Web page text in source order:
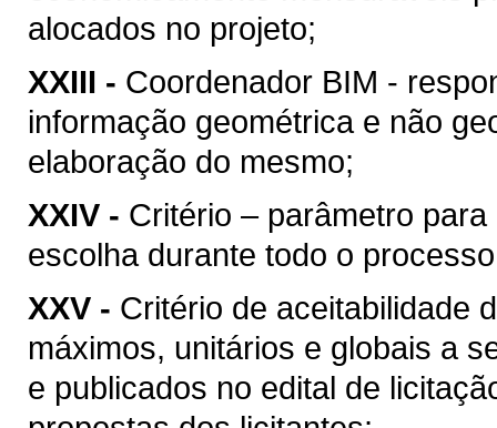
alocados no projeto;
XXIII - Coordenador BIM -
informação geométrica e não
elaboração do mesmo;
XXIV - Critério – parâmetro
escolha durante todo o
XXV - Critério de aceitabilidade
máximos, unitários e globais a
e publicados no edital de